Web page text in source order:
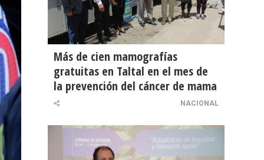
Más de cien mamografías
gratuitas en Taltal en el mes de
la prevención del cáncer de mama
NACIONAL